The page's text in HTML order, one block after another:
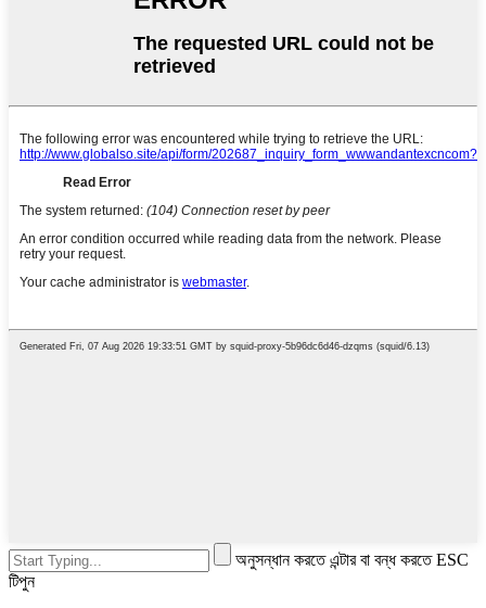
অনুসন্ধান করতে এন্টার বা বন্ধ করতে ESC
টিপুন